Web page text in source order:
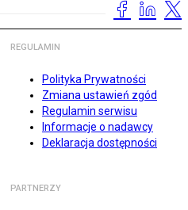
REGULAMIN
Polityka Prywatności
Zmiana ustawień zgód
Regulamin serwisu
Informacje o nadawcy
Deklaracja dostępności
PARTNERZY